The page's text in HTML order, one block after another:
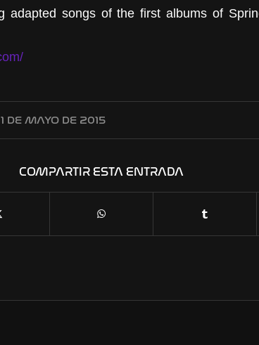
adapted songs of the first albums of
1 DE MAYO DE 2015
COMPARTIR ESTA ENTRADA